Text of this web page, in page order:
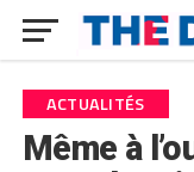
ACTUALITÉS
Même à